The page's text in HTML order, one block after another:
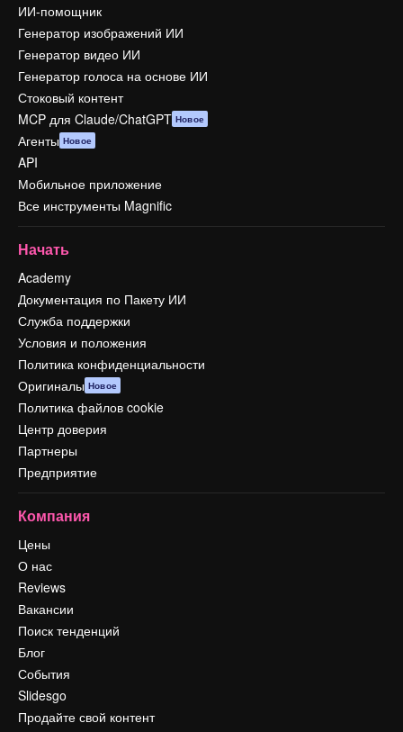
ИИ-помощник
Генератор изображений ИИ
Генератор видео ИИ
Генератор голоса на основе ИИ
Стоковый контент
MCP для Claude/ChatGPT Новое
Агенты Новое
API
Мобильное приложение
Все инструменты Magnific
Начать
Academy
Документация по Пакету ИИ
Служба поддержки
Условия и положения
Политика конфиденциальности
Оригиналы Новое
Политика файлов cookie
Центр доверия
Партнеры
Предприятие
Компания
Цены
О нас
Reviews
Вакансии
Поиск тенденций
Блог
События
Slidesgo
Продайте свой контент